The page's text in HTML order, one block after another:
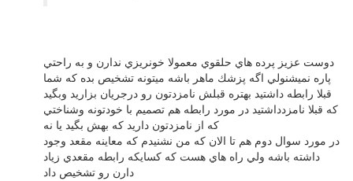
دوست عزيز پرده هاي حلقوي معمولا خونريزي ندارن و به راحتي
پاره نميشنولي اگه پزشك ماهر باشه ميتونه تشخيص بده كه شما
قبلا رابطه داشتيد بهتره قبلش نامزدتون رو درجريان بزاريد وبگيد
كه قبلا نامزدداشتيد در مورد رابطه هم تصميم با خودتونه وشناختي
كه از نامزدتون داريد كه بهش بگيد يا نه
در مورد سوال دوم هم تا الان كه من نشنيدم كه معاينه مقعد وجود
داشته باشه ولي راه هاي هست كه كسايكه رابطه مقعدي زياد
دارن رو تشخيص داد